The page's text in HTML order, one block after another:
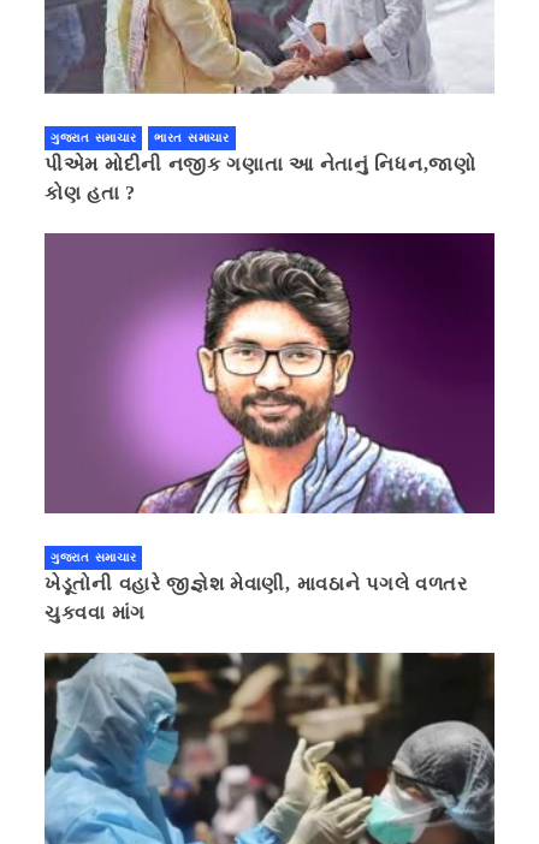
ગુજરાત સમાચાર ભારત સમાચાર
પીએમ મોદીની નજીક ગણાતા આ નેતાનું નિધન,જાણો
કોણ હતા ?
ગુજરાત સમાચાર
ખેડૂતોની વહારે જીજ્ઞેશ મેવાણી, માવઠાને પગલે વળતર
ચુકવવા માંગ